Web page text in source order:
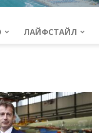
ЛАЙФСТАЙЛ